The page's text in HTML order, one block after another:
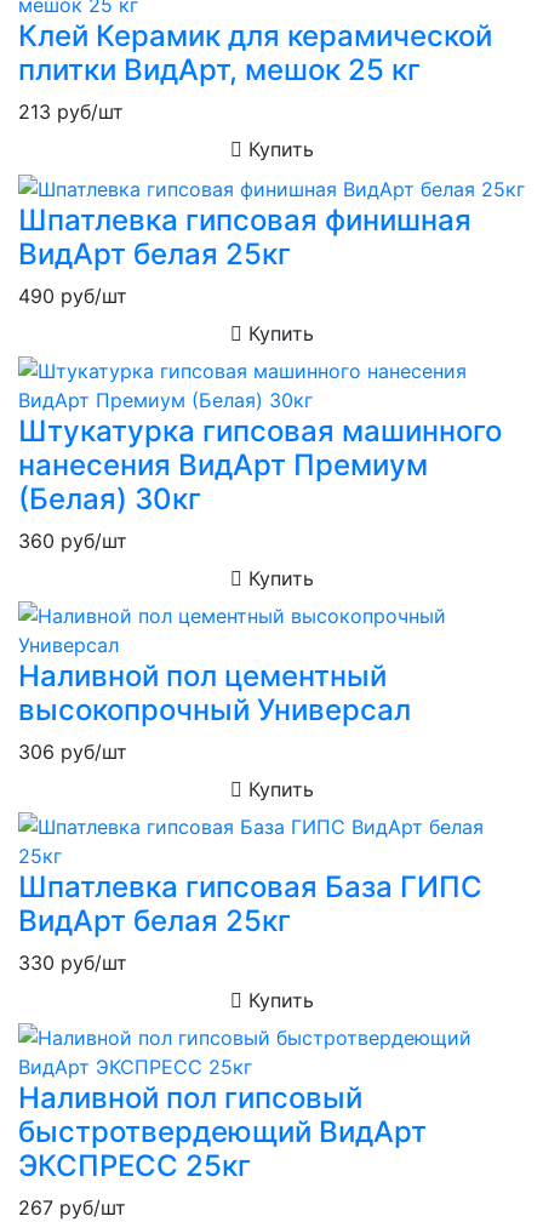
Клей Керамик для керамической
плитки ВидАрт, мешок 25 кг
213 руб/шт
Купить
Шпатлевка гипсовая финишная
ВидАрт белая 25кг
490 руб/шт
Купить
Штукатурка гипсовая машинного
нанесения ВидАрт Премиум
(Белая) 30кг
360 руб/шт
Купить
Наливной пол цементный
высокопрочный Универсал
306 руб/шт
Купить
Шпатлевка гипсовая База ГИПС
ВидАрт белая 25кг
330 руб/шт
Купить
Наливной пол гипсовый
быстротвердеющий ВидАрт
ЭКСПРЕСС 25кг
267 руб/шт